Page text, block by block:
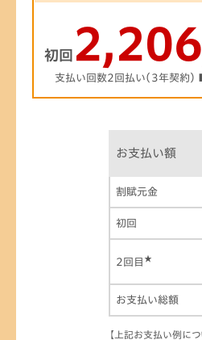
初回
支払い回数2回払い（3年契約
お支払い額
割賦元金
初回
2回目 ★
お支払い総額
【上記お支払い例につ